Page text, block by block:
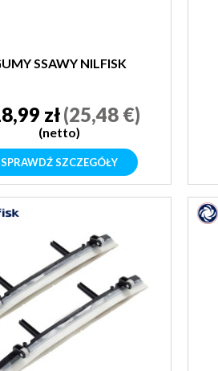
SSAWY NILFISK
zł(25,48 €)
(netto)
SPRAWDŹ SZCZEGÓŁY